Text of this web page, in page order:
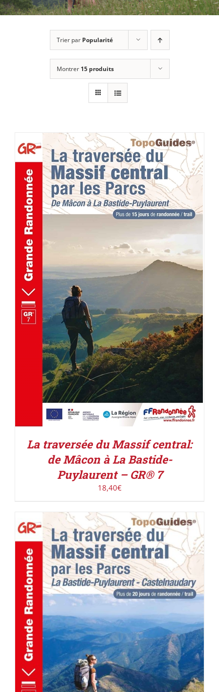
Trier par Popularité
Montrer 15 produits
AJOUTER AU PANIER
La traversée du Massif central:
de Mâcon à La Bastide-
Puylaurent – GR® 7
18,40€
AJOUTER AU PANIER / DÉTAILS